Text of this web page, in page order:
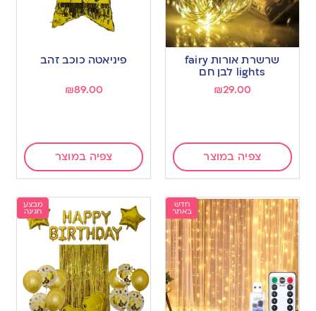
שרשרת אורות fairy
lights לבן חם
₪29.00
צפיה במוצר
פיניאטה כוכב זהב
₪89.00
צפיה במוצר
חדש
באתר
מבצע
חגיגה